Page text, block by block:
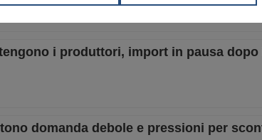
i produttori, import in pausa dopo
domanda debole e pressioni per